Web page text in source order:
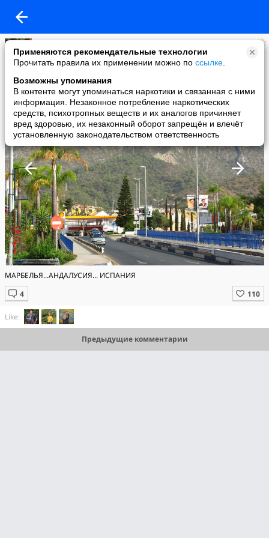
Применяются рекомендательные технологии
Прочитать правила их применении можно по ссылке
Возможны упоминания
В контенте могут упоминаться наркотики и связанная с ними
информация. Незаконное потребление наркотических
средств, психотропных веществ и их аналогов причиняет
вред здоровью, их незаконный оборот запрещён и влечёт
установленную законодательством ответственность
ЖЕМЧУЖИНКА
added a photo
02 Feb в 18:34
МАРБЕЛЬЯ...АНДАЛУСИЯ... ИСПАНИЯ
Like:
Предыдущие комментарии